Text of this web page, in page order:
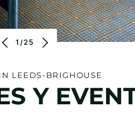
1/25
LEEDS-BRIGHOUSE
Y